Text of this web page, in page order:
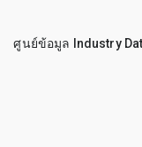
ศูนย์ข้อมูล Industry